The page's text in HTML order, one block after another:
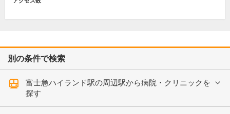
別の条件で検索
富士急ハイランド駅の周辺駅から病院・クリニックを
探す